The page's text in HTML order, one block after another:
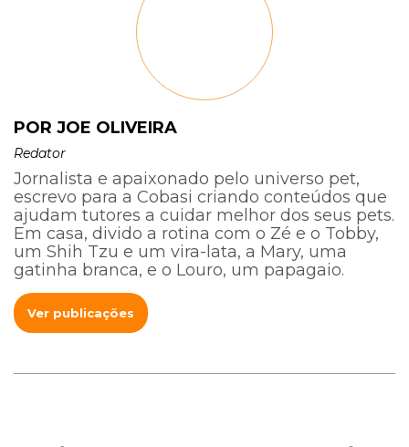
POR JOE OLIVEIRA
Redator
Jornalista e apaixonado pelo universo pet,
escrevo para a Cobasi criando conteúdos que
ajudam tutores a cuidar melhor dos seus pets.
Em casa, divido a rotina com o Zé e o Tobby,
um Shih Tzu e um vira-lata, a Mary, uma
gatinha branca, e o Louro, um papagaio.
Ver publicações